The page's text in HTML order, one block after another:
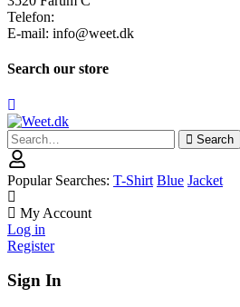
Telefon:
E-mail: info@weet.dk
Search our store
Search
for:
Search
Popular Searches: T-Shirt Blue Jacket
My Account
Log in
Register
Sign In